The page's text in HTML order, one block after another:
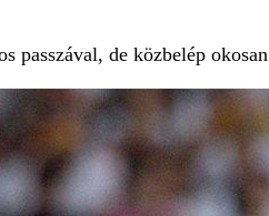
passzával, de közbelép